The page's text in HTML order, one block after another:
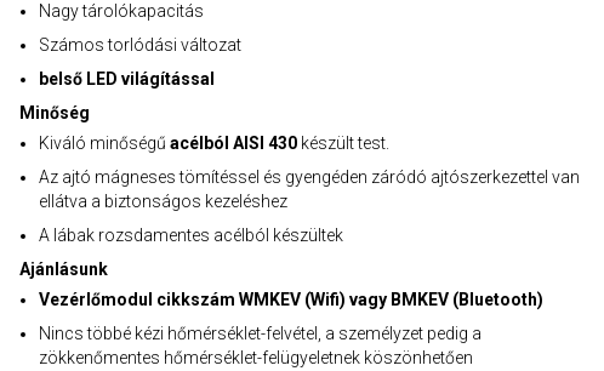
Nagy tárolókapacitás
Számos torlódási változat
belső LED világítással
Minőség
Kiváló minőségű acélból AISI 430 készült test.
Az ajtó mágneses tömítéssel és gyengéden záródó ajtószerkezettel van
ellátva a biztonságos kezeléshez
A lábak rozsdamentes acélból készültek
Ajánlásunk
Vezérlőmodul cikkszám WMKEV (Wifi) vagy BMKEV (Bluetooth)
Nincs többé kézi hőmérséklet-felvétel, a személyzet pedig a
zökkenőmentes hőmérséklet-felügyeletnek köszönhetően